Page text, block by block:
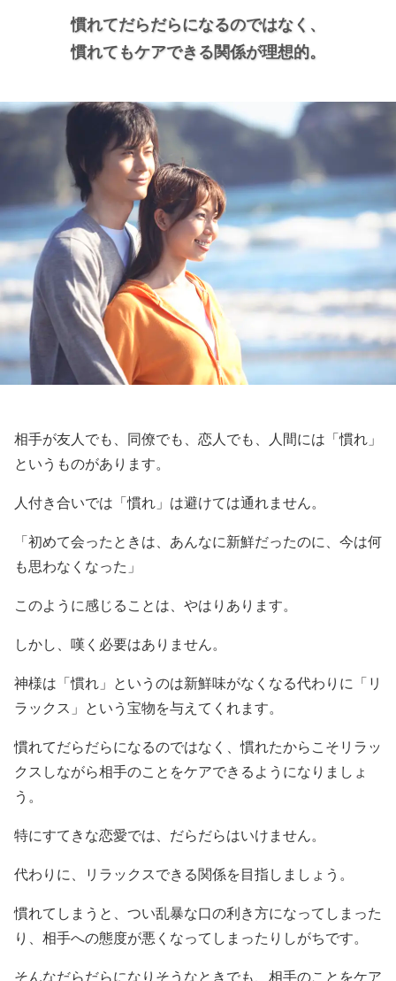
慣れてだらだらになるのではなく、
慣れてもケアできる関係が理想的。
相手が友人でも、同僚でも、恋人でも、人間には「慣れ」
というものがあります。
人付き合いでは「慣れ」は避けては通れません。
「初めて会ったときは、あんなに新鮮だったのに、今は何
も思わなくなった」
このように感じることは、やはりあります。
しかし、嘆く必要はありません。
神様は「慣れ」というのは新鮮味がなくなる代わりに「リ
ラックス」という宝物を与えてくれます。
慣れてだらだらになるのではなく、慣れたからこそリラッ
クスしながら相手のことをケアできるようになりましょ
う。
特にすてきな恋愛では、だらだらはいけません。
代わりに、リラックスできる関係を目指しましょう。
慣れてしまうと、つい乱暴な口の利き方になってしまった
り、相手への態度が悪くなってしまったりしがちです。
そんなだらだらになりそうなときでも、相手のことをケア